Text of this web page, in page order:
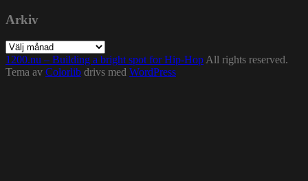
Arkiv
Arkiv
1200.nu – Building a bright spot for Hip-Hop All rights reserved.
Tema av Colorlib drivs med WordPress